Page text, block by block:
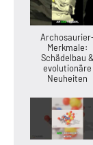
Merkmale:
Schädelbau &
evolutionäre
Neuheiten